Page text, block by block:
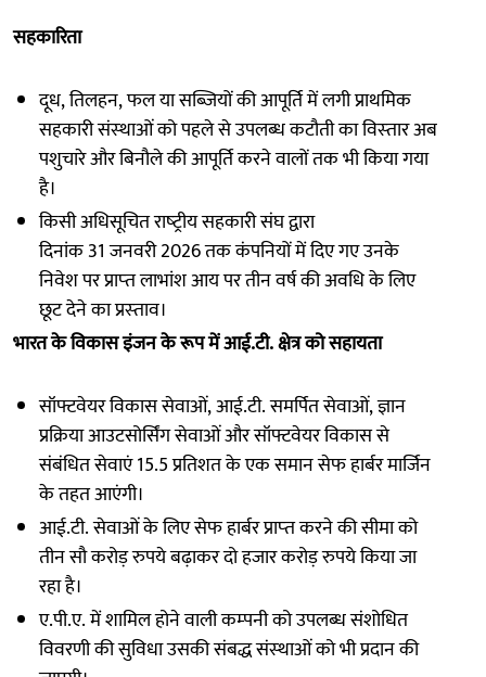
सहकारिता
दूध, तिलहन, फल या सब्जियों की आपूर्ति में लगी प्राथमिक
सहकारी संस्‍थाओं को पहले से उपलब्‍ध कटौती का विस्‍तार अब
पशुचारे और बिनौले की आपूर्ति करने वालों तक भी किया गया
है।
किसी अधिसूचित राष्‍ट्रीय सहकारी संघ द्वारा
दिनांक 31 जनवरी 2026 तक कंपनियों में दिए गए उनके
निवेश पर प्राप्‍त लाभांश आय पर तीन वर्ष की अवधि के लिए
छूट देने का प्रस्‍ताव।
भारत के विकास इंजन के रूप में आई.टी. क्षेत्र को सहायता
सॉफ्टवेयर विकास सेवाओं, आई.टी. समर्पित सेवाओं, ज्ञान
प्रक्रिया आउटसोर्सिंग सेवाओं और सॉफ्टवेयर विकास से
संबंधित सेवाएं 15.5 प्रतिशत के एक समान सेफ हार्बर मार्जिन
के तहत आएंगी।
आई.टी. सेवाओं के लिए सेफ हार्बर प्राप्‍त करने की सीमा को
तीन सौ करोड़ रुपये बढ़ाकर दो हजार करोड़ रुपये किया जा
रहा है।
ए.पी.ए. में शामिल होने वाली कम्‍पनी को उपलब्‍ध संशोधित
विवरणी की सुविधा उसकी संबद्ध संस्‍थाओं को भी प्रदान की